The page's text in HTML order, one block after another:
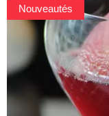
Nouveautés